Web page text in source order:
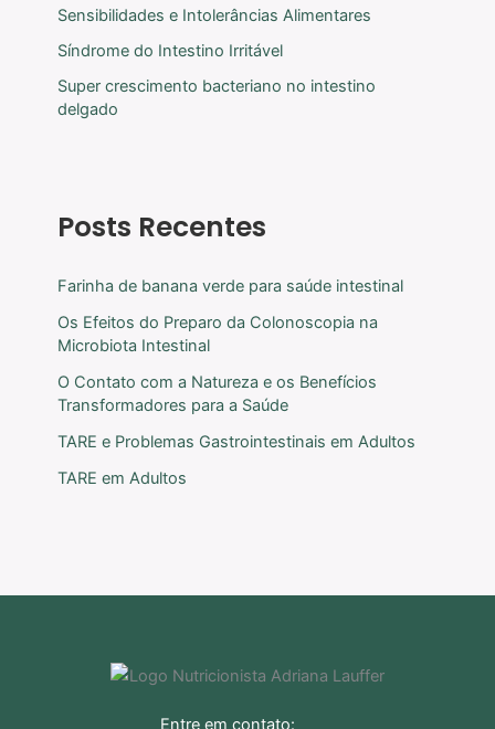
Sensibilidades e Intolerâncias Alimentares
Síndrome do Intestino Irritável
Super crescimento bacteriano no intestino
delgado
Posts Recentes
Farinha de banana verde para saúde intestinal
Os Efeitos do Preparo da Colonoscopia na
Microbiota Intestinal
O Contato com a Natureza e os Benefícios
Transformadores para a Saúde
TARE e Problemas Gastrointestinais em Adultos
TARE em Adultos